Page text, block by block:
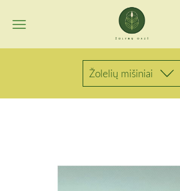
Žolelių mišiniai